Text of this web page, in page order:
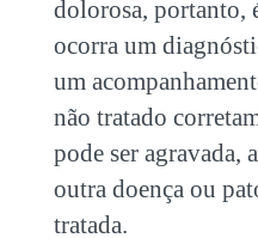
dolorosa, portanto,
ocorra um
um
não tratado
pode ser agravada,
outra doença ou
tratada.